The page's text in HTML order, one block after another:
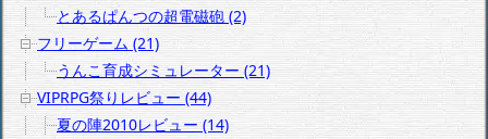
とあるぱんつの超電磁砲 (2)
フリーゲーム (21)
うんこ育成シミュレーター (21)
VIPRPG祭りレビュー (44)
夏の陣2010レビュー (14)